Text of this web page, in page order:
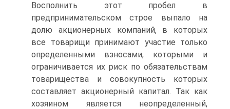
Восполнить этот пробел в
предпринимательском строе выпало на
долю акционерных компаний, в которых
все товарищи принимают участие только
определенными взносами, которыми и
ограничивается их риск по обязательствам
товарищества и совокупность которых
составляет акционерный капитал. Так как
хозяином является неопределенный,